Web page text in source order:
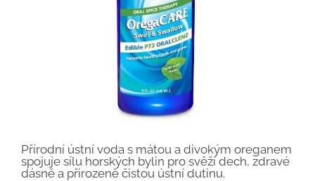
Přírodní ústní voda s mátou a divokým oreganem
spojuje sílu horských bylin pro svěží dech, zdravé
dásně a přirozeně čistou ústní dutinu.